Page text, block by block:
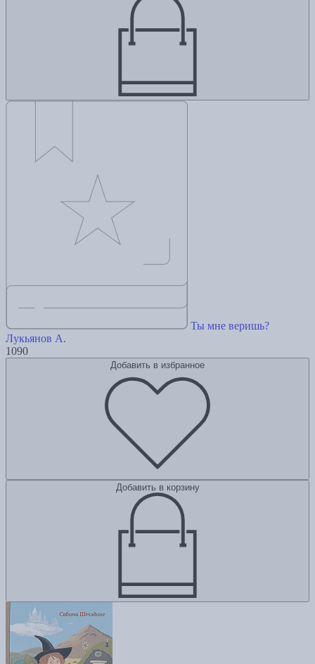
Ты мне веришь?
Лукьянов А.
1090
Добавить в избранное
Добавить в корзину